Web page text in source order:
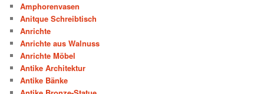
Amphorenvasen
Anitque Schreibtisch
Anrichte
Anrichte aus Walnuss
Anrichte Möbel
Antike Architektur
Antike Bänke